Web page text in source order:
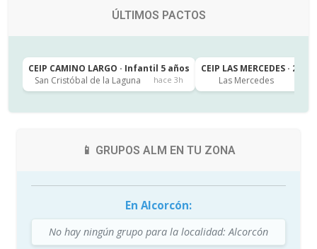
ÚLTIMOS PACTOS
CEIP CAMINO LARGO · Infantil 5 años
San Cristóbal de la Laguna
hace 3h
CEIP LAS MERCEDES · 2º
Las Mercedes
📱 GRUPOS ALM EN TU ZONA
En Alcorcón:
No hay ningún grupo para la localidad: Alcorcón